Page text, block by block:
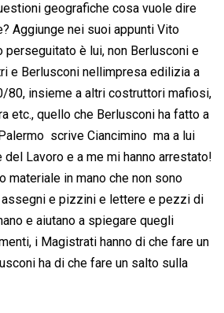
geografiche cosa vuole dire
Aggiunge nei suoi appunti Vito
perseguitato è lui, non Berlusconi e
e Berlusconi nellimpresa edilizia a
80, insieme a altri costruttori mafiosi,
etc., quello che Berlusconi ha fatto a
 scrive Ciancimino  ma a lui
del Lavoro e a me mi hanno arrestato!
materiale in mano che non sono
assegni e pizzini e lettere e pezzi di
e aiutano a spiegare quegli
i Magistrati hanno di che fare un
ha di che fare un salto sulla